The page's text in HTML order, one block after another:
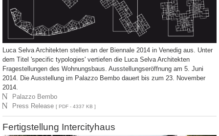
Luca Selva Architekten stellen an der Biennale 2014 in Venedig aus. Unter
dem Titel 'specific typologies' vertiefen die Luca Selva Architekten
Fragestellungen des Wohnungsbaus. Ausstellungseröffnung am 5. Juni
2014. Die Ausstellung im Palazzo Bembo dauert bis zum 23. November
2014.
N Palazzo Bembo
N Press Release[ PDF - 4337 KB ]
Fertigstellung Intercityhaus